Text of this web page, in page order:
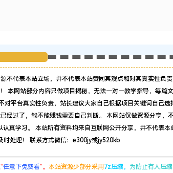
不代表本站立场，并不代表本站赞同其观点和对其真实性负
本网站部分内容只做项目揭秘，无法一对一教学指导，每篇
平台真实性负责，站长建议大家自己根据项目关键词自己选
经过了，能不能赚钱需要自己判断。 本网站仅做资源分享，
真学习。 本站所有资料均来自互联网公开分享，并不代表本
时处理！ 联系方式微信：e300jy或jy520kb
“任意下免费看”。 本站资源少部分采用 7z压缩， 为防止有人压